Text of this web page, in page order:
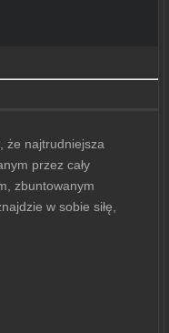
że najtrudniejsza
przez cały
zbuntowanym
w sobie siłę,